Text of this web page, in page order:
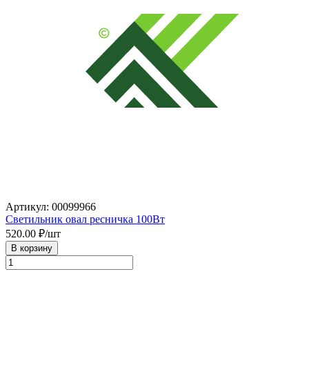
Артикул: 00099966
Светильник овал ресничка 100Вт
520.00 ₽/шт
В корзину